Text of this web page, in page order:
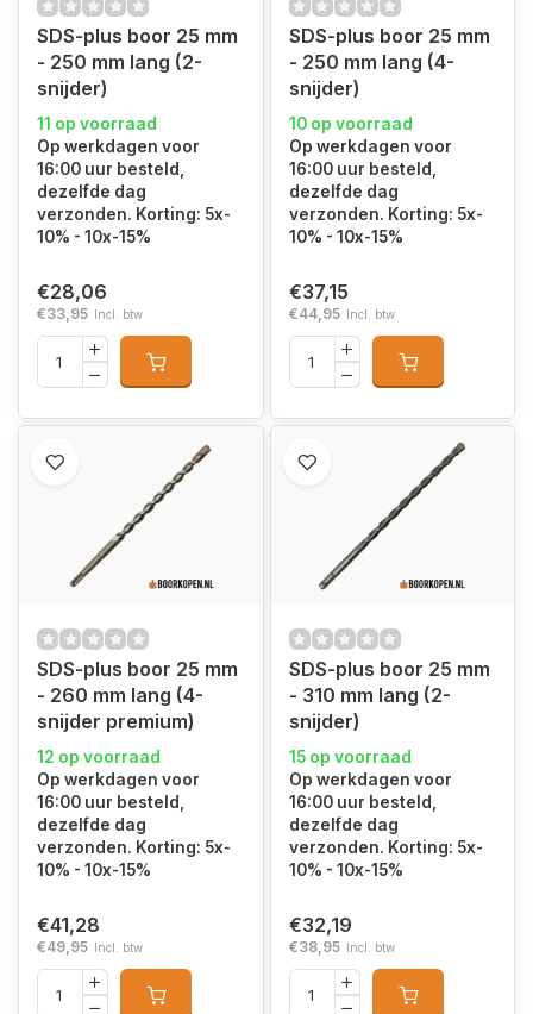
SDS-plus boor 25 mm
- 250 mm lang (2-
snijder)
11 op voorraad
Op werkdagen voor
16:00 uur besteld,
dezelfde dag
verzonden. Korting: 5x-
10% - 10x-15%
€28,06
€33,95 Incl. btw
SDS-plus boor 25 mm
- 250 mm lang (4-
snijder)
10 op voorraad
Op werkdagen voor
16:00 uur besteld,
dezelfde dag
verzonden. Korting: 5x-
10% - 10x-15%
€37,15
€44,95 Incl. btw
SDS-plus boor 25 mm
- 260 mm lang (4-
snijder premium)
12 op voorraad
Op werkdagen voor
16:00 uur besteld,
dezelfde dag
verzonden. Korting: 5x-
10% - 10x-15%
€41,28
€49,95 Incl. btw
SDS-plus boor 25 mm
- 310 mm lang (2-
snijder)
15 op voorraad
Op werkdagen voor
16:00 uur besteld,
dezelfde dag
verzonden. Korting: 5x-
10% - 10x-15%
€32,19
€38,95 Incl. btw